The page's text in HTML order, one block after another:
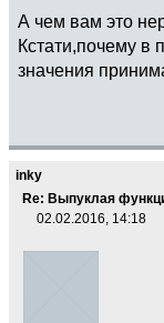
А чем вам это
Кстати,почему в
значения
inky
Re: Выпуклая
02.02.2016, 14:18